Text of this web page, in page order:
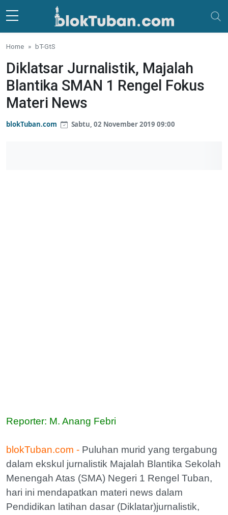
Skip to main content
Home bT-GtS
Diklatsar Jurnalistik, Majalah
Blantika SMAN 1 Rengel Fokus
Materi News
blokTuban.com Sabtu, 02 November 2019 09:00
Reporter: M. Anang Febri
blokTuban.com - Puluhan murid yang tergabung
dalam ekskul jurnalistik Majalah Blantika Sekolah
Menengah Atas (SMA) Negeri 1 Rengel Tuban,
hari ini mendapatkan materi news dalam
Pendidikan latihan dasar (Diklatar)jurnalistik,